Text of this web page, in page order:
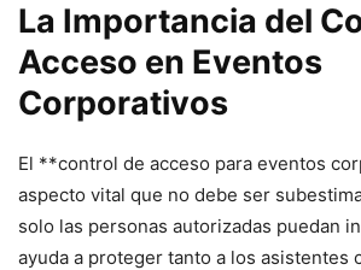
La Importancia del
Acceso en Eventos
Corporativos
El **control de acceso para eventos
aspecto vital que no debe ser
solo las personas autorizadas puedan
ayuda a proteger tanto a los asistentes